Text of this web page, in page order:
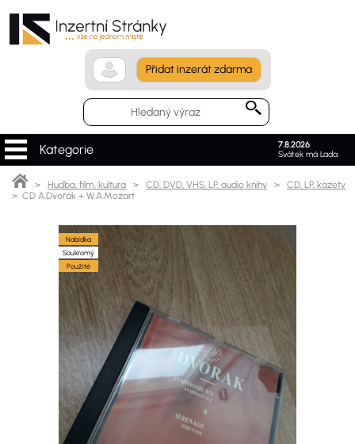
Přidat inzerát zdarma
7.8.2026.
Svátek má Lada.
Kategorie
> Hudba, film, kultura > CD, DVD, VHS, LP, audio knihy > CD, LP, kazety
> CD A.Dvořák + W.A.Mozart
Nabídka
Soukromý
Použité